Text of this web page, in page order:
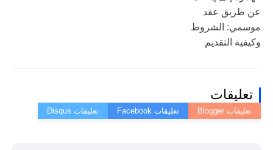
عن طريق عقد
موسمي: الشروط
وكيفية التقديم
تعليقات